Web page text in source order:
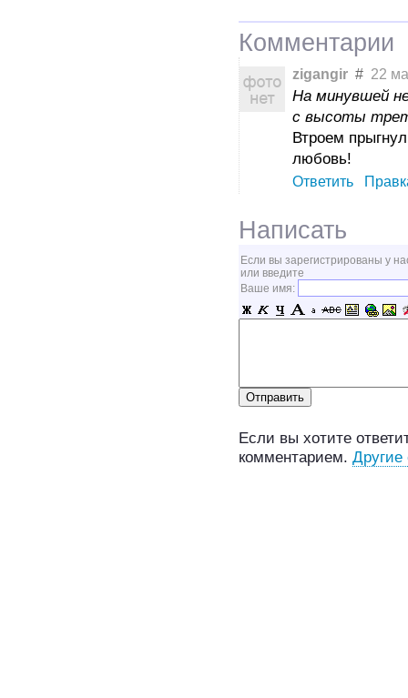
Комментарии
zigangir # 22
На минувшей
с высоты
Втроем
любовь!
Ответить
Написать
Если вы зарегистрированы у
или введите
Ваше имя:
Если вы хотите
комментарием. Другие